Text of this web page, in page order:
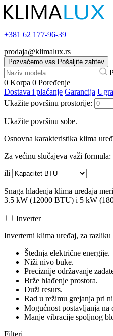
+381 62 177-96-39
prodaja@klimalux.rs
Pozvaćemo vas Pošaljite zahtev
0 Korpa 0 Poređenje
Dostava i plaćanje Garancija
Ukažite površinu prostorije:
Ukažite površinu sobe.
Osnovna karakteristika klima
Za većinu slučajeva važi
ili
Snaga hlađenja klima uređaja
3.5 kW (12000 BTU) i 5 kW
Inverter
Inverterni klima uređaj, za
Štednja električne energije.
Niži nivo buke.
Preciznije održavanje
Brže hlađenje prostora.
Duži resurs.
Rad u režimu grejanja pri
Mogućnost postavljanja na
Manje vibracije spoljnog